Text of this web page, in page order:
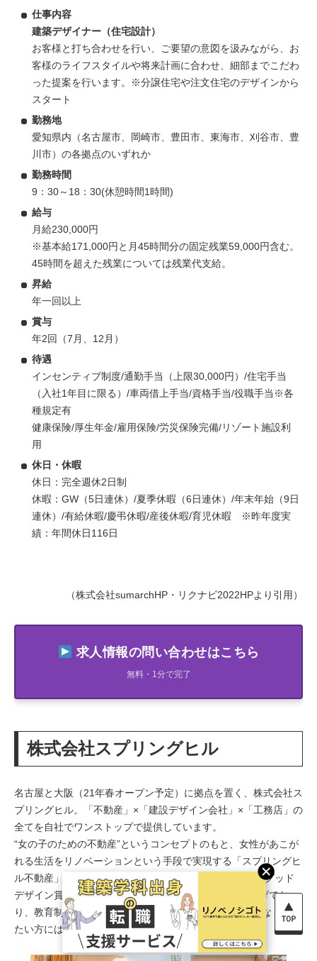
仕事内容
建築デザイナー（住宅設計）
お客様と打ち合わせを行い、ご要望の意図を汲みながら、お
客様のライフスタイルや将来計画に合わせ、細部までこだわ
った提案を行います。※分譲住宅や注文住宅のデザインから
スタート
勤務地
愛知県内（名古屋市、岡崎市、豊田市、東海市、刈谷市、豊
川市）の各拠点のいずれか
勤務時間
9：30～18：30(休憩時間1時間)
給与
月給230,000円
※基本給171,000円と月45時間分の固定残業59,000円含む。
45時間を超えた残業については残業代支給。
昇給
年一回以上
賞与
年2回（7月、12月）
待遇
インセンティブ制度/通勤手当（上限30,000円）/住宅手当
（入社1年目に限る）/車両借上手当/資格手当/役職手当※各
種規定有
健康保険/厚生年金/雇用保険/労災保険完備/リゾート施設利
用
休日・休暇
休日：完全週休2日制
休暇：GW（5日連休）/夏季休暇（6日連休）/年末年始（9日
連休）/有給休暇/慶弔休暇/産後休暇/育児休暇 ※昨年度実
績：年間休日116日
（株式会社sumarchHP・リクナビ2022HPより引用）
求人情報の問い合わせはこちら
無料・1分で完了
株式会社スプリングヒル
名古屋と大阪（21年春オープン予定）に拠点を置く、株式会社ス
プリングヒル。「不動産」×「建設デザイン会社」×「工務店」の
全てを自社でワンストップで提供しています。
“女の子のための不動産”というコンセプトのもと、女性があこが
れる生活をリノベーションという手段で実現する「スプリングヒ
ル不動産」は、その事業スタイルが評価され、2015年にグッド
デザイン賞を受賞。”業界屈指の存在に”という目標を掲げてお
り、教育制度も充実しています。学習意欲を絶やすことなく働き
たい方にはおすすめです。